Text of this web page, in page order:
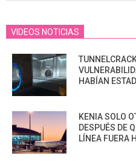
VIDEOS NOTICIAS
HABÍAN
KENIA SOLO
DESPUÉS DE
LÍNEA FUERA